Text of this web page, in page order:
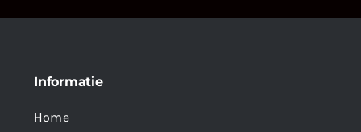
Informatie
Home